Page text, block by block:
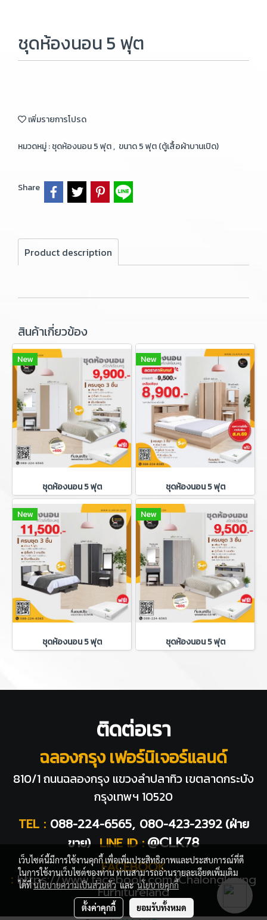
ชุดห้องนอน 5 ฟุต
เพิ่มรายการโปรด
หมวดหมู่ :ชุดห้องนอน 5 ฟุต, ขนาด 5 ฟุต (ตู้เสื้อผ้าบานเปิด)
Share
Product description
สินค้าเกี่ยวข้อง
New
ชุดห้องนอน 5 ฟุต
New
ชุดห้องนอน 5 ฟุต
New
ชุดห้องนอน 5 ฟุต
New
ชุดห้องนอน 5 ฟุต
ติดต่อเรา
ฉลองกรุง เฟอร์นิเจอร์แลนด์
810/1 ถนนฉลองกรุง แขวงลำปลาทิว เขตลาดกระบัง
กรุงเทพฯ 10520
TEL : 088-224-6565, 080-423-2392 (ฝ่าย
ขาย) LINE ID : @CLK78
FACEBOOK
: https://www.facebook.com/Chalongkrung
Furnitureland
เว็บไซต์นี้มีการใช้งานคุกกี้ เพื่อเพิ่มประสิทธิภาพและประสบการณ์ที่ดี
ในการใช้งานเว็บไซต์ของท่าน ท่านสามารถอ่านรายละเอียดเพิ่มเติม
ได้ที่นโยบายความเป็นส่วนตัวและนโยบายคุกกี้
ตั้งค่าคุกกี้ ยอมรับทั้งหมด